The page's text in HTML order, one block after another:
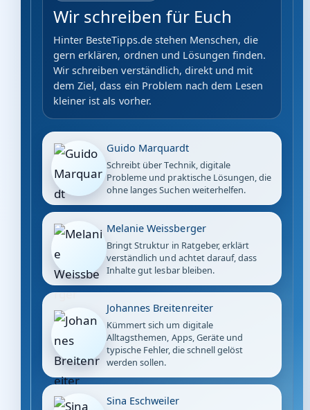
Wir schreiben für Euch
Hinter BesteTipps.de stehen Menschen, die
gern erklären, ordnen und Lösungen finden.
Wir schreiben verständlich, direkt und mit
dem Ziel, dass ein Problem nach dem Lesen
kleiner ist als vorher.
Guido Marquardt
Schreibt über Technik, digitale
Probleme und praktische Lösungen, die
ohne langes Suchen weiterhelfen.
Melanie Weissberger
Bringt Struktur in Ratgeber, erklärt
verständlich und achtet darauf, dass
Inhalte gut lesbar bleiben.
Johannes Breitenreiter
Kümmert sich um digitale
Alltagsthemen, Apps, Geräte und
typische Fehler, die schnell gelöst
werden sollen.
Sina Eschweiler